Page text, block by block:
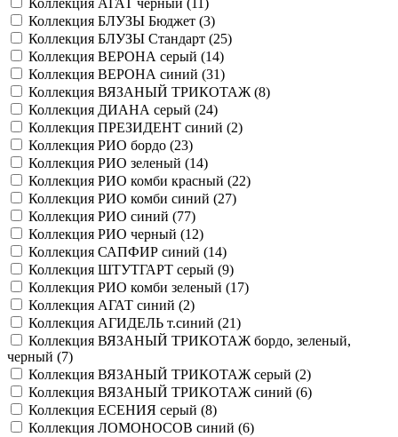
Коллекция АГАТ черный (
)
Коллекция БЛУЗЫ Бюджет (3)
Коллекция БЛУЗЫ Стандарт (25)
Коллекция ВЕРОНА серый (14)
Коллекция ВЕРОНА синий (31)
Коллекция ВЯЗАНЫЙ ТРИКОТАЖ (8)
Коллекция ДИАНА серый (24)
Коллекция ПРЕЗИДЕНТ синий (2)
Коллекция РИО бордо (23)
Коллекция РИО зеленый (14)
Коллекция РИО комби красный (22)
Коллекция РИО комби синий (27)
Коллекция РИО синий (77)
Коллекция РИО черный (12)
Коллекция САПФИР синий (14)
Коллекция ШТУТГАРТ серый (9)
Коллекция РИО комби зеленый (17)
Коллекция АГАТ синий (2)
Коллекция АГИДЕЛЬ т.синий (21)
Коллекция ВЯЗАНЫЙ ТРИКОТАЖ бордо, зеленый,
черный (7)
Коллекция ВЯЗАНЫЙ ТРИКОТАЖ серый (2)
Коллекция ВЯЗАНЫЙ ТРИКОТАЖ синий (6)
Коллекция ЕСЕНИЯ серый (8)
Коллекция ЛОМОНОСОВ синий (6)